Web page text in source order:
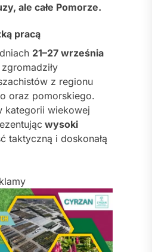
ale całe Pomorze.
pracą
21–27 września
zgromadziły
z regionu
oraz pomorskiego.
kategorii wiekowej
wysoki
taktyczną i doskonałą